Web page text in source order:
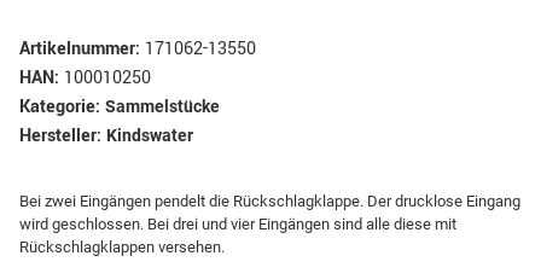
Artikelnummer: 171062-13550
HAN: 100010250
Kategorie: Sammelstücke
Hersteller: Kindswater
Bei zwei Eingängen pendelt die Rückschlagklappe. Der drucklose Eingang
wird geschlossen. Bei drei und vier Eingängen sind alle diese mit
Rückschlagklappen versehen.